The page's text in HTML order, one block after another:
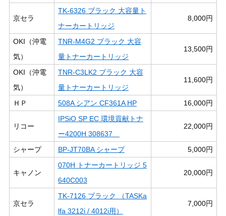
京セラ
TK-6326 ブラック 大容量ト
ナーカートリッジ
8,000円
OKI（沖電
気）
TNR-M4G2 ブラック 大容
量トナーカートリッジ
13,500円
OKI（沖電
気）
TNR-C3LK2 ブラック 大容
量トナーカートリッジ
11,600円
ＨＰ 508A シアン CF361A HP 16,000円
リコー
IPSiO SP EC 環境貢献トナ
ー4200H 308637
22,000円
シャープ BP-JT70BA シャープ 5,000円
キャノン
070H トナーカートリッジ 5
640C003
20,000円
京セラ
TK-7126 ブラック （TASKa
lfa 3212i / 4012i用）
7,000円